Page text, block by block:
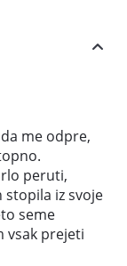
me odpre,
peruti,
stopila iz svoje
seme
vsak prejeti